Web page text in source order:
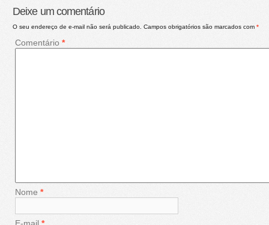
Deixe um comentário
O seu endereço de e-mail não será publicado. Campos obrigatórios são marcados com *
Comentário *
Nome *